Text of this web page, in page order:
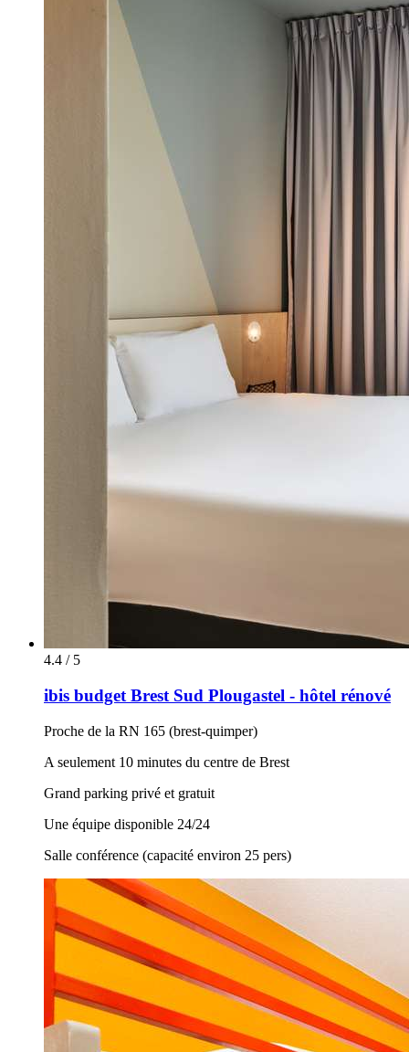
4.4 / 5
ibis budget Brest Sud Plougastel - hôtel rénové
Proche de la RN 165 (brest-quimper)
A seulement 10 minutes du centre de Brest
Grand parking privé et gratuit
Une équipe disponible 24/24
Salle conférence (capacité environ 25 pers)